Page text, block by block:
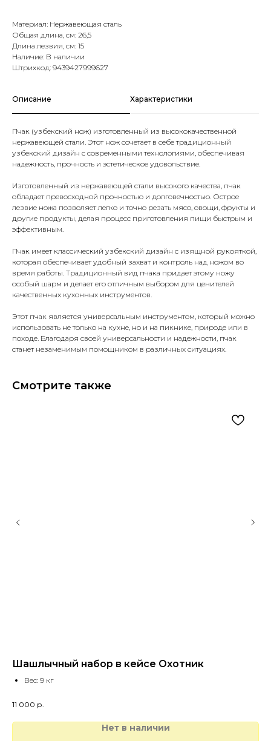
Материал: Нержавеющая сталь
Общая длина, см: 26,5
Длина лезвия, см: 15
Наличие: В наличии
Штрихкод: 9439427999627
Описание Характеристики
Пчак (узбекский нож) изготовленный из высококачественной
нержавеющей стали. Этот нож сочетает в себе традиционный
узбекский дизайн с современными технологиями, обеспечивая
надежность, прочность и эстетическое удовольствие.
Изготовленный из нержавеющей стали высокого качества, пчак
обладает превосходной прочностью и долговечностью. Острое
лезвие ножа позволяет легко и точно резать мясо, овощи, фрукты и
другие продукты, делая процесс приготовления пищи быстрым и
эффективным.
Пчак имеет классический узбекский дизайн с изящной рукояткой,
которая обеспечивает удобный захват и контроль над ножом во
время работы. Традиционный вид пчака придает этому ножу
особый шарм и делает его отличным выбором для ценителей
качественных кухонных инструментов.
Этот пчак является универсальным инструментом, который можно
использовать не только на кухне, но и на пикнике, природе или в
походе. Благодаря своей универсальности и надежности, пчак
станет незаменимым помощником в различных ситуациях.
Смотрите также
Шашлычный набор в кейсе Охотник
Вес: 9 кг
11 000 р.
Нет в наличии